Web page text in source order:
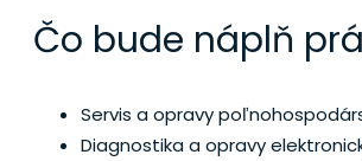
Čo bude náplň
Servis a opravy
Diagnostika a opravy